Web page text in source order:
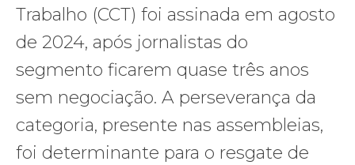
Trabalho (CCT) foi assinada em agosto
de 2024, após jornalistas do
segmento ficarem quase três anos
sem negociação. A perseverança da
categoria, presente nas assembleias,
foi determinante para o resgate de